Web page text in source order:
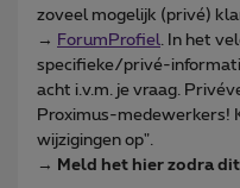
zoveel mogelijk (privé)
→ ForumProfiel . In het
specifieke/privé-
acht i.v.m. je vraag.
Proximus-medewerkers!
wijzigingen op".
→
Meld het hier zodra